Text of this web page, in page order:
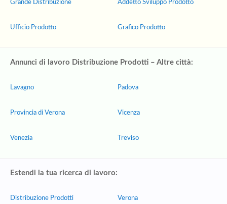
Grande Distribuzione
Ufficio Prodotto
Addetto Sviluppo Prodotto
Grafico Prodotto
Annunci di lavoro Distribuzione Prodotti – Altre città:
Lavagno
Provincia di Verona
Venezia
Padova
Vicenza
Treviso
Estendi la tua ricerca di lavoro:
Distribuzione Prodotti Verona